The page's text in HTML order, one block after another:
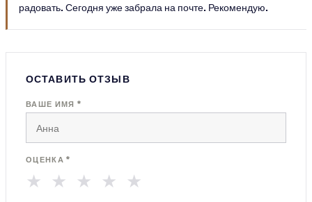
радовать. Сегодня уже забрала на почте. Рекомендую.
ОСТАВИТЬ ОТЗЫВ
ВАШЕ ИМЯ *
ОЦЕНКА *
★ ★ ★ ★ ★